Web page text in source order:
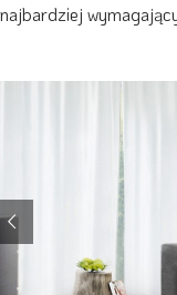
najbardziej